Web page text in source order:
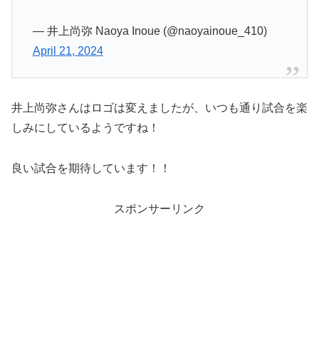
— 井上尚弥 Naoya Inoue (@naoyainoue_410)
April 21, 2024
井上尚弥さんはロゴは変えましたが、いつも通り試合を楽
しみにしているようですね！
良い試合を期待しています！！
スポンサーリンク